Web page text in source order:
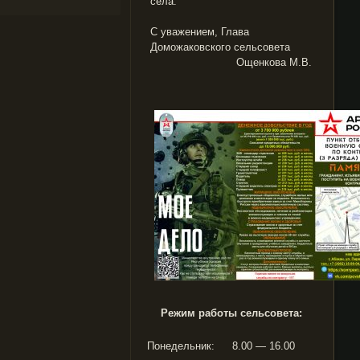
С уважением, Глава
Доможаковского сельсовета
Ощенкова М.В.
Режим работы сельсовета:
Понедельник:
8.00 — 16.00